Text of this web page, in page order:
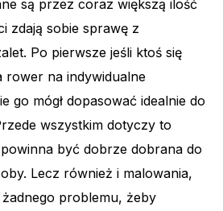
są przez coraz większą ilość
zdają sobie sprawę z
Po pierwsze jeśli ktoś się
rower na indywidualne
go mógł dopasować idealnie do
wszystkim dotyczy to
być dobrze dobrana do
Lecz również i malowania,
problemu, żeby